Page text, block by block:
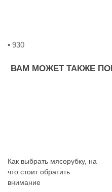
▪ 930
ВАМ МОЖЕТ ТАКЖЕ
Как выбрать мясорубку, на
что стоит обратить
внимание